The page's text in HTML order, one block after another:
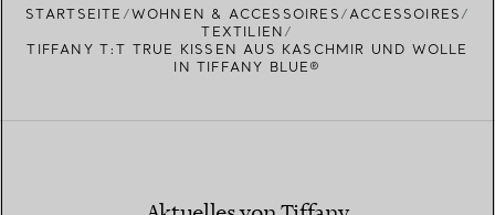
STARTSEITE WOHNEN & ACCESSOIRES
ACCESSOIRES
TEXTILIEN
TIFFANY T:T TRUE KISSEN AUS KASCHMIR UND WOLLE
IN TIFFANY BLUE®